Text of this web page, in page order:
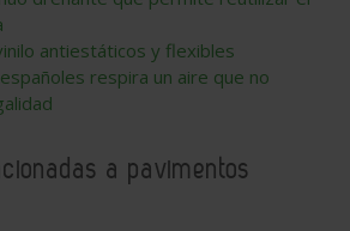
antiestáticos y flexibles
respira un aire que no
a pavimentos